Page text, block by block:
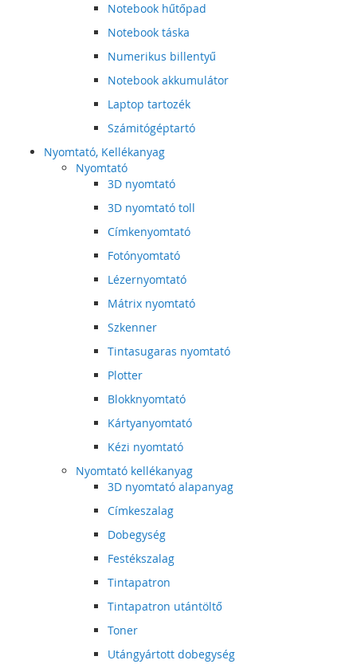
Notebook hűtőpad
Notebook táska
Numerikus billentyű
Notebook akkumulátor
Laptop tartozék
Számitógéptartó
Nyomtató, Kellékanyag
Nyomtató
3D nyomtató
3D nyomtató toll
Címkenyomtató
Fotónyomtató
Lézernyomtató
Mátrix nyomtató
Szkenner
Tintasugaras nyomtató
Plotter
Blokknyomtató
Kártyanyomtató
Kézi nyomtató
Nyomtató kellékanyag
3D nyomtató alapanyag
Címkeszalag
Dobegység
Festékszalag
Tintapatron
Tintapatron utántöltő
Toner
Utángyártott dobegység